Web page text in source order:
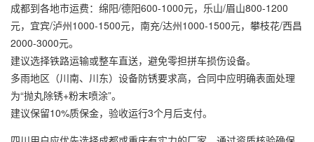
成都到各地市运费：绵阳/德阳600-1000元，乐山/眉山800-1200
元，宜宾/泸州1000-1500元，南充/达州1000-1500元，攀枝花/西昌
2000-3000元。
建议选择铁路运输或整车直送，避免零担拼车损伤设备。
多雨地区（川南、川东）设备防锈要求高，合同中应明确表面处理
为“抛丸除锈+粉末喷涂”。
建议保留10%质保金，验收运行3个月后支付。